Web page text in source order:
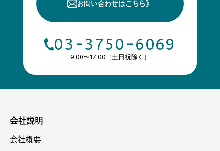
お問い合わせはこちら 》
03-3750-6069
9:00〜17:00（土日祝除く）
会社説明
会社概要